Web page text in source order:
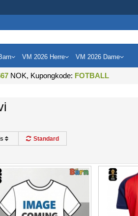
VM 2026 Herre VM 2026 Dame
NOK, Kupongkode: FOTBALL
Standard